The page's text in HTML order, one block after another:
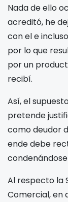
Nada de ello
acreditó, he
con ele
por lo que
por un
recibí.
Así, el
pretende
como deudor
ende debe
Al respecto la
Comercial, en